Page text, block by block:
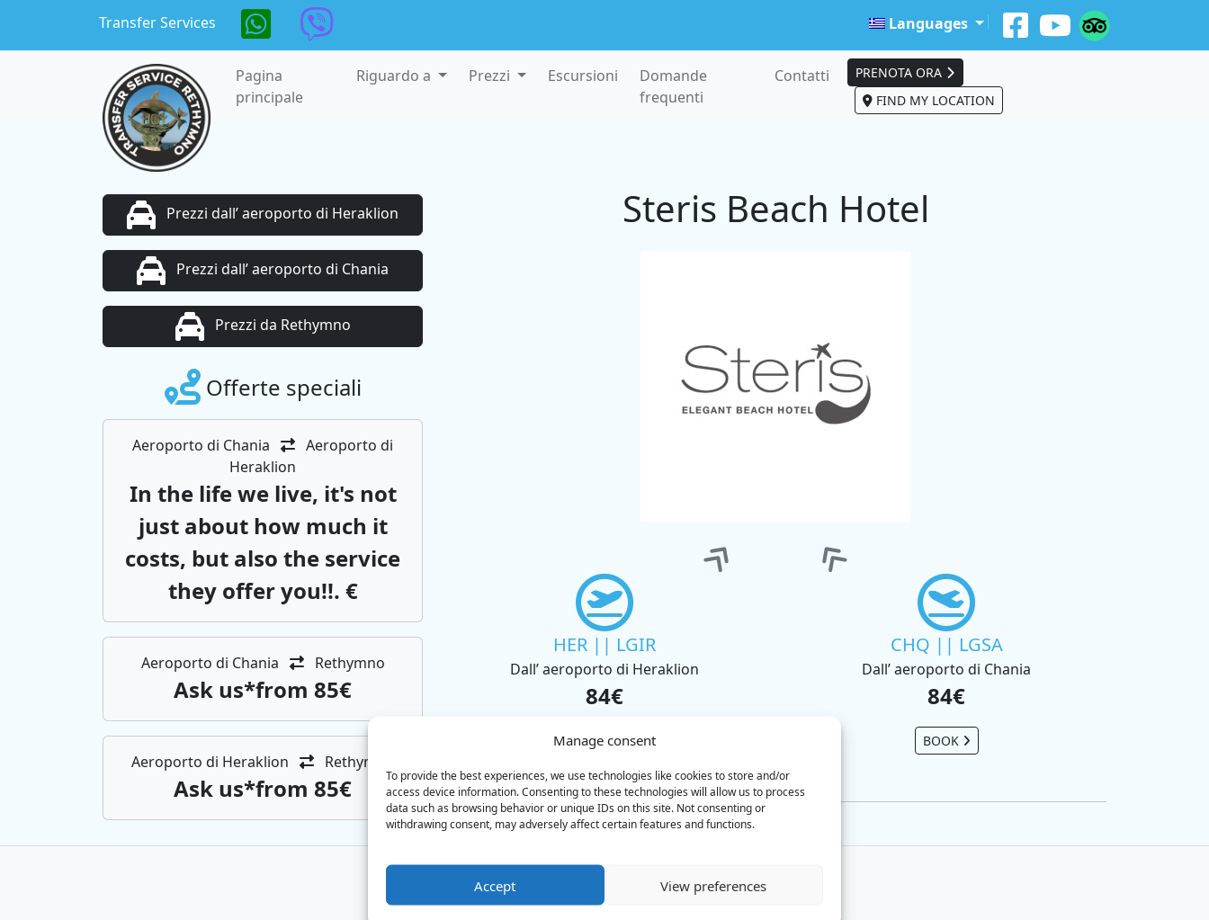
Manage consent
To provide the best experiences, we use technologies like cookies to store and/or
access device information. Consenting to these technologies will allow us to process
data such as browsing behavior or unique IDs on this site. Not consenting or
withdrawing consent, may adversely affect certain features and functions.
Accept View preferences
Transfer Services Languages
Pagina
principale
Riguardo a Prezzi Escursioni
Domande
frequenti
Contatti
PRENOTA ORA
FIND MY LOCATION
Steris Beach Hotel
HER || LGIR
Dall’ aeroporto di Heraklion
84€
BOOK
CHQ || LGSA
Dall’ aeroporto di Chania
84€
BOOK
Prezzi dall’ aeroporto di Heraklion
Prezzi dall’ aeroporto di Chania
Prezzi da Rethymno
Offerte speciali
Aeroporto di Chania
Aeroporto di
Heraklion
In the life we ​​live, it's not
just about how much it
costs, but also the service
they offer you!!. €
Aeroporto di Chania Rethymno
Αsk us*from 85€
Aeroporto di Heraklion Rethymno
Αsk us*from 85€
SERVIZI DI TAXI E MINIBUS
Trasferimenti aeroportuali in tutta Creta